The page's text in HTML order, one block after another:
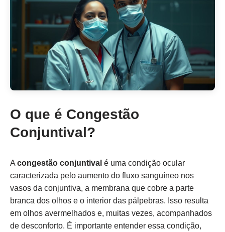
O que é Congestão
Conjuntival?
A congestão conjuntival é uma condição ocular
caracterizada pelo aumento do fluxo sanguíneo nos
vasos da conjuntiva, a membrana que cobre a parte
branca dos olhos e o interior das pálpebras. Isso resulta
em olhos avermelhados e, muitas vezes, acompanhados
de desconforto. É importante entender essa condição,